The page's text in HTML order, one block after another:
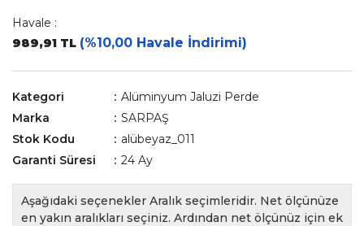
Havale :
989,91 TL (%10,00 Havale İndirimi)
Kategori
Alüminyum Jaluzi Perde
Marka
SARPAŞ
Stok Kodu
alübeyaz_011
Garanti Süresi
24 Ay
Aşağıdaki seçenekler Aralık seçimleridir. Net ölçünüze
en yakın aralıkları seçiniz. Ardından net ölçünüz için ek